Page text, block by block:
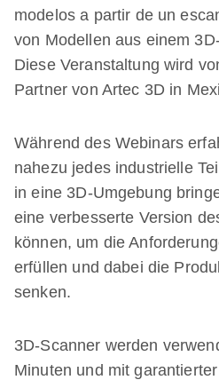
modelos a partir de un
von Modellen aus einem
Diese Veranstaltung wird
Partner von Artec 3D in
Während des Webinars
nahezu jedes industrielle
in eine 3D-Umgebung
eine verbesserte Version
können, um die
erfüllen und dabei die
senken.
3D-Scanner werden
Minuten und mit